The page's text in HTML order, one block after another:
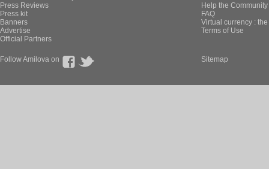
Press Reviews
Press kit
Banners
Advertise
Official Partners
Help the
FAQ
Virtual currency :
Terms of Use
Follow Amilova on Sitemap